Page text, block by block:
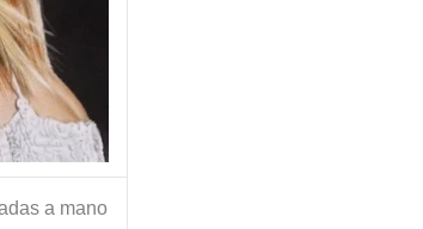
a mano